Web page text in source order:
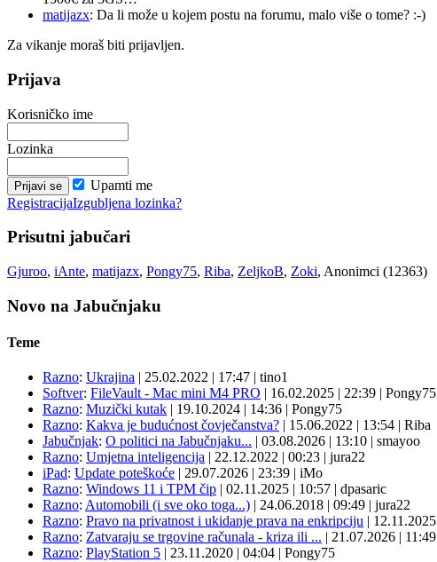
matijazx: Da li može u kojem postu na forumu, malo više o tome? :-)
Za vikanje moraš biti prijavljen.
Prijava
Korisničko ime
Lozinka
Upamti me
RegistracijaIzgubljena lozinka?
Prisutni jabučari
Gjuroo, iAnte, matijazx, Pongy75, Riba, ZeljkoB, Zoki, Anonimci (12363)
Novo na Jabučnjaku
Teme
Razno: Ukrajina | 25.02.2022 | 17:47 | tino1
Softver: FileVault - Mac mini M4 PRO | 16.02.2025 | 22:39 | Pongy75
Razno: Muzički kutak | 19.10.2024 | 14:36 | Pongy75
Razno: Kakva je budućnost čovječanstva? | 15.06.2022 | 13:54 | Riba
Jabučnjak: O politici na Jabučnjaku... | 03.08.2026 | 13:10 | smayoo
Razno: Umjetna inteligencija | 22.12.2022 | 00:23 | jura22
iPad: Update poteškoće | 29.07.2026 | 23:39 | iMo
Razno: Windows 11 i TPM čip | 02.11.2025 | 10:57 | dpasaric
Razno: Automobili (i sve oko toga...) | 24.06.2018 | 09:49 | jura22
Razno: Pravo na privatnost i ukidanje prava na enkripciju | 12.11.2025
Razno: Zatvaraju se trgovine računala - kriza ili ... | 21.07.2026 | 11:49
Razno: PlayStation 5 | 23.11.2020 | 04:04 | Pongy75